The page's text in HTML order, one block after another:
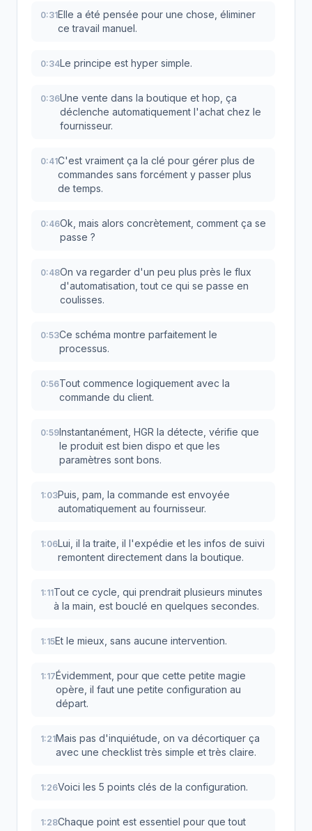
0:31Elle a été pensée pour une chose, éliminer
ce travail manuel.
0:34Le principe est hyper simple.
0:36Une vente dans la boutique et hop, ça
déclenche automatiquement l'achat chez le
fournisseur.
0:41C'est vraiment ça la clé pour gérer plus de
commandes sans forcément y passer plus
de temps.
0:46Ok, mais alors concrètement, comment ça se
passe ?
0:48On va regarder d'un peu plus près le flux
d'automatisation, tout ce qui se passe en
coulisses.
0:53Ce schéma montre parfaitement le
processus.
0:56Tout commence logiquement avec la
commande du client.
0:59Instantanément, HGR la détecte, vérifie que
le produit est bien dispo et que les
paramètres sont bons.
1:03Puis, pam, la commande est envoyée
automatiquement au fournisseur.
1:06Lui, il la traite, il l'expédie et les infos de suivi
remontent directement dans la boutique.
1:11Tout ce cycle, qui prendrait plusieurs minutes
à la main, est bouclé en quelques secondes.
1:15Et le mieux, sans aucune intervention.
1:17Évidemment, pour que cette petite magie
opère, il faut une petite configuration au
départ.
1:21Mais pas d'inquiétude, on va décortiquer ça
avec une checklist très simple et très claire.
1:26Voici les 5 points clés de la configuration.
1:28Chaque point est essentiel pour que tout